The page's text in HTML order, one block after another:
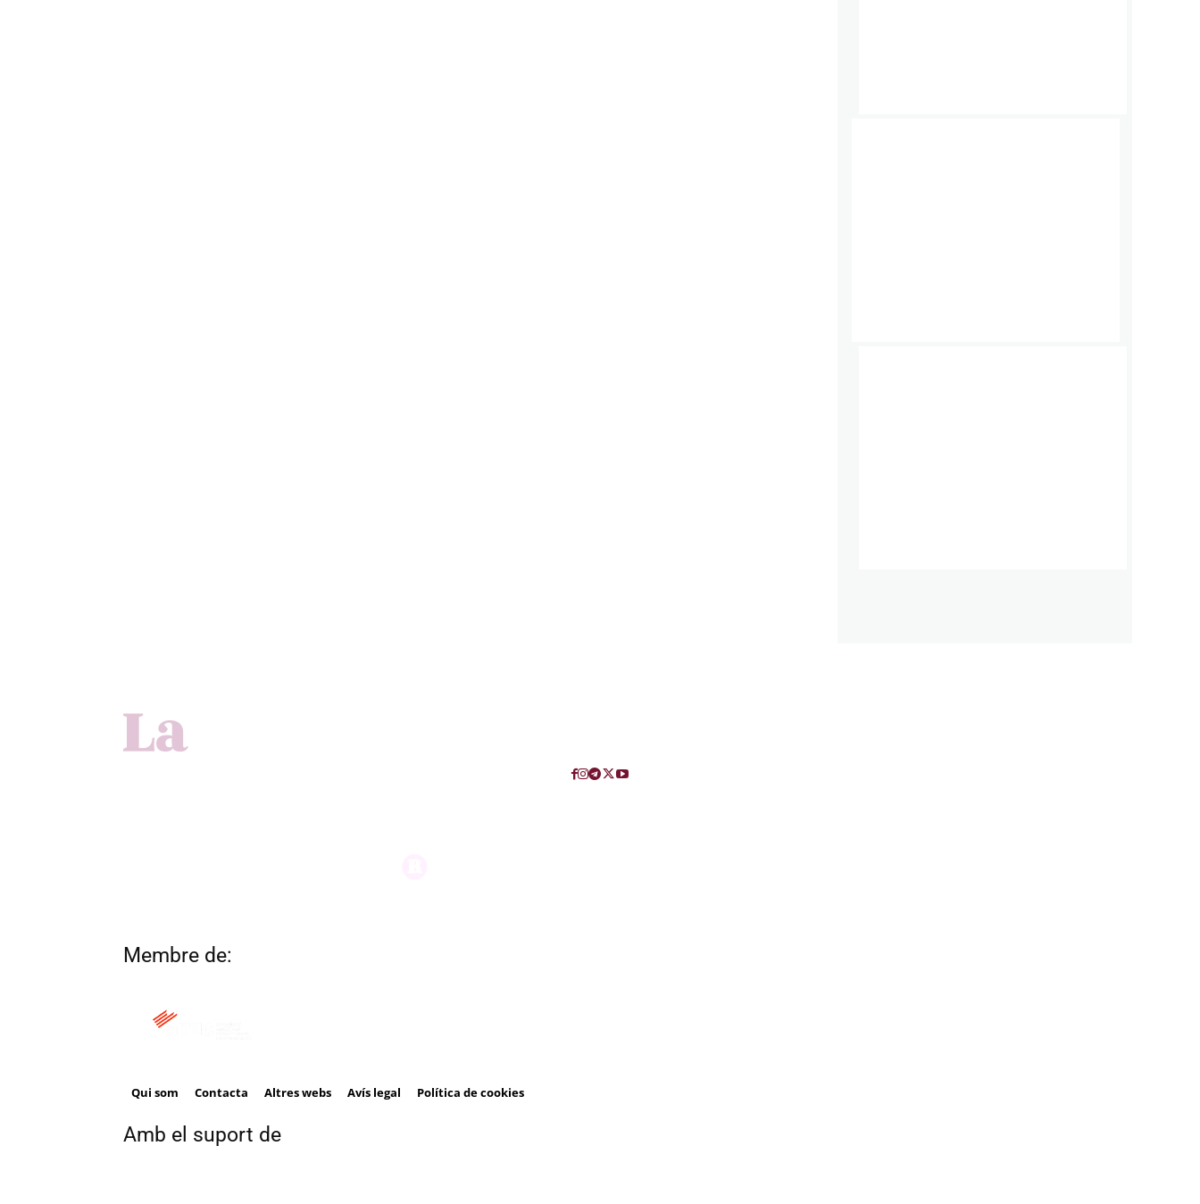
Membre de:
Qui som Contacta Altres webs Avís legal Política de cookies
Amb el suport de